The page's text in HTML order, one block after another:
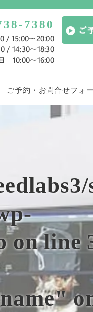
7380
/ 15:00～20:00
/ 14:30～18:30
10:00〜16:00
ご予約・お問合せフォ
on line